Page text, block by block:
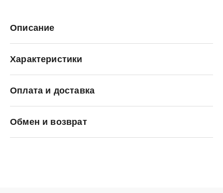
Описание
Характеристики
Оплата и доставка
Обмен и возврат